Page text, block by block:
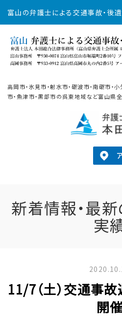
高岡市・氷見市・射水市・砺波市・南砺市・
市・魚津市・黒部市の呉東地域など富山県
新着情報・最
実
11/7（土）交通事
開催